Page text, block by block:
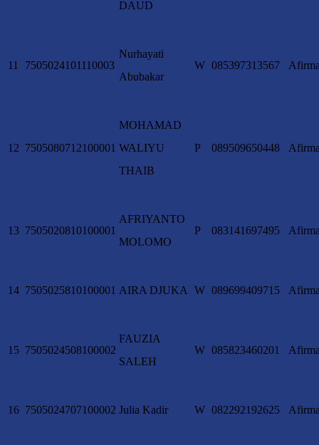
DAUD
11 7505024101110003
Nurhayati
Abubakar
W 085397313567
12 7505080712100001
MOHAMAD
WALIYU
THAIB
P 089509650448
13 7505020810100001
AFRIYANTO
MOLOMO
P 083141697495
14 7505025810100001 AIRA DJUKA W 089699409715
15 7505024508100002
FAUZIA
SALEH
W 085823460201
16 7505024707100002 Julia Kadir W 082292192625